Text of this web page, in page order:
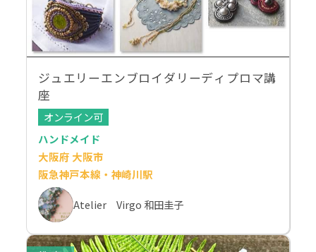
ジュエリーエンブロイダリーディプロマ講
座
オンライン可
ハンドメイド
大阪府 大阪市
阪急神戸本線・神崎川駅
Atelier Virgo 和田圭子